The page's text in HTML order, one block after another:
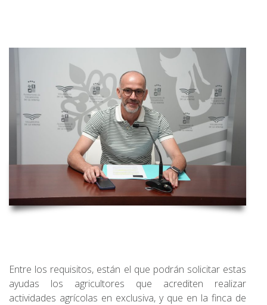
Entre los requisitos, están el que podrán solicitar estas
ayudas los agricultores que acrediten realizar
actividades agrícolas en exclusiva, y que en la finca de